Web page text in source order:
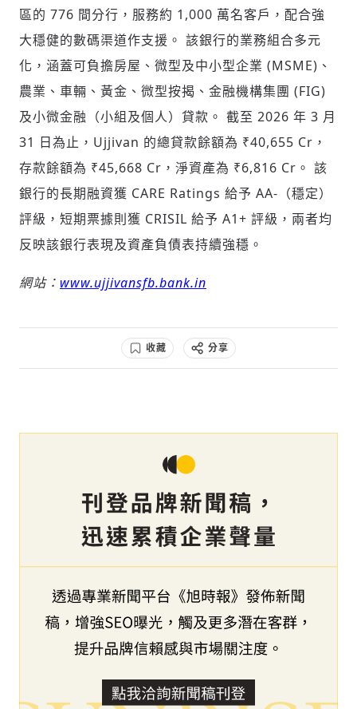
區的 776 間分行，服務約 1,000 萬名客戶，配合強
大穩健的數碼渠道作支援。 該銀行的業務組合多元
化，涵蓋可負擔房屋、微型及中小型企業 (MSME)、
農業、車輛、黃金、微型按揭、金融機構集團 (FIG)
及小微金融（小組及個人）貸款。 截至 2026 年 3 月
31 日為止，Ujjivan 的總貸款餘額為 ₹40,655 Cr，
存款餘額為 ₹45,668 Cr，淨資產為 ₹6,816 Cr。 該
銀行的長期融資獲 CARE Ratings 給予 AA-（穩定）
評級，短期票據則獲 CRISIL 給予 A1+ 評級，兩者均
反映該銀行表現及資產負債表持續強穩。
網站： www.ujjivansfb.bank.in
收藏 分享